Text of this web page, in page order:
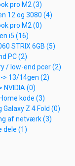
pro M2 (3)
12 og 3080 (4)
pro M2 (0)
i5 (16)
STRIX 6GB (5)
PC (2)
/ low-end pcer (2)
-> 13/14gen (2)
NVIDIA (0)
kode (3)
Galaxy Z 4 Fold (0)
af netværk (3)
dele (1)